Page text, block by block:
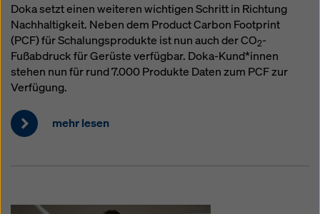
Doka setzt einen weiteren wichtigen Schritt in Richtung
Nachhaltigkeit. Neben dem Product Carbon Footprint
(PCF) für Schalungsprodukte ist nun auch der CO2-
Fußabdruck für Gerüste verfügbar. Doka-Kund*innen
stehen nun für rund 7.000 Produkte Daten zum PCF zur
Verfügung.
mehr lesen